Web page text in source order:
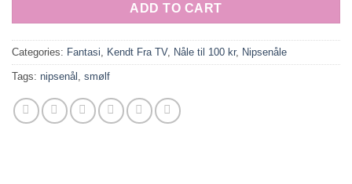
ADD TO CART
Categories: Fantasi Kendt Fra TV, Nåle til 100 kr, Nipsenåle
Tags: nipsenål smølf